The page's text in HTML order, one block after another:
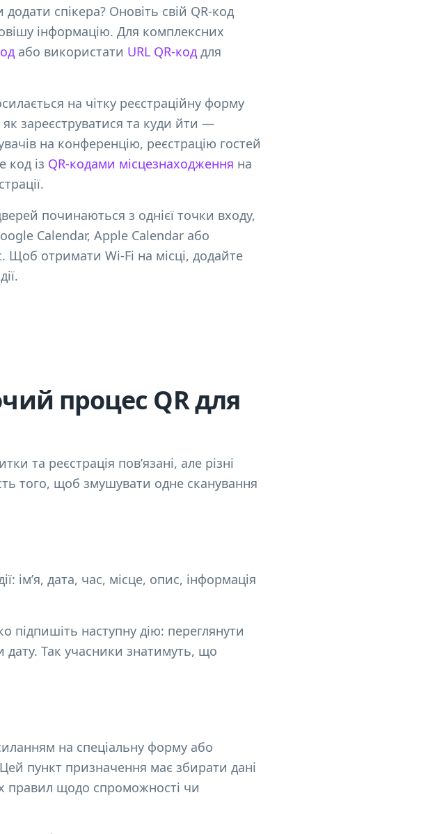
спікера? Оновіть свій QR-код
інформацію. Для комплексних
або використати URL QR-код для
на чітку реєстраційну форму
зареєструватися та куди йти —
на конференцію, реєстрацію гостей
код із QR-кодами місцезнаходження на
починаються з однієї точки входу,
Calendar, Apple Calendar або
Щоб отримати Wi-Fi на місці, додайте
процес QR для
та реєстрація пов’язані, але різні
того, щоб змушувати одне сканування
ім’я, дата, час, місце, опис, інформація
підпишіть наступну дію: переглянути
дату. Так учасники знатимуть, що
на спеціальну форму або
пункт призначення має збирати дані
правил щодо спроможності чи